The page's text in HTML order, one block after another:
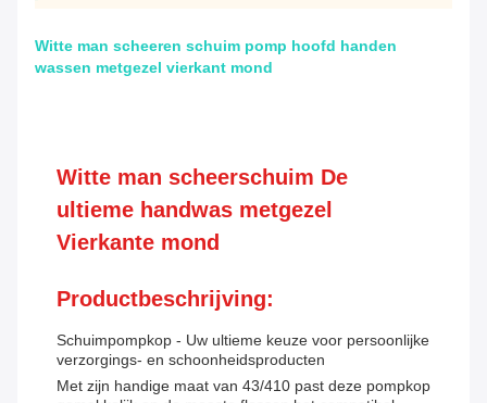
Witte man scheeren schuim pomp hoofd handen
wassen metgezel vierkant mond
Witte man scheerschuim De
ultieme handwas metgezel
Vierkante mond
Productbeschrijving:
Schuimpompkop - Uw ultieme keuze voor persoonlijke
verzorgings- en schoonheidsproducten
Met zijn handige maat van 43/410 past deze pompkop